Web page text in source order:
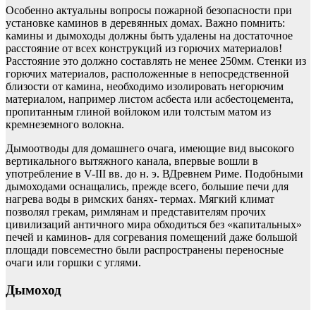
Особенно актуальны вопросы пожарной безопасности при
установке каминов в деревянных домах. Важно помнить:
камины и дымоходы должны быть удалены на достаточное
расстояние от всех конструкций из горючих материалов!
Расстояние это должно составлять не менее 250мм. Стенки из
горючих материалов, расположенные в непосредственной
близости от камина, необходимо изолировать негорючим
материалом, например листом асбеста или асбестоцемента,
пропитанным глиной войлоком или толстым матом из
кремнеземного волокна.
Дымоотводы для домашнего очага, имеющие вид высокого
вертикального вытяжного канала, впервые вошли в
употребление в V-III вв. до н. э. ВДревнем Риме. Подобными
дымоходами оснащались, прежде всего, большие печи для
нагрева воды в римских банях- термах. Мягкий климат
позволял грекам, римлянам и представителям прочих
цивилизаций античного мира обходиться без «капитальных»
печей и каминов- для согревания помещений даже большой
площади повсеместно были распространены переносные
очаги или горшки с углями.
Дымоход